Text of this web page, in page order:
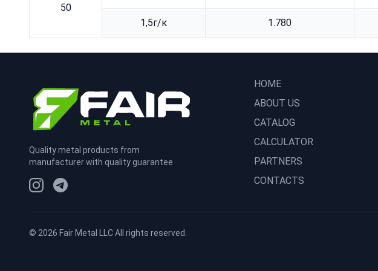
50
1,5г/к
1.780
Quality metal products from
manufacturer with quality guarantee
HOME
ABOUT US
CATALOG
CALCULATOR
PARTNERS
CONTACTS
© 2026 Fair Metal LLC All rights reserved.